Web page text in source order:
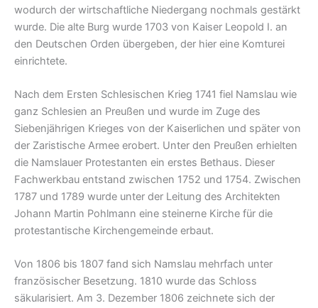
wodurch der wirtschaftliche Niedergang nochmals gestärkt
wurde. Die alte Burg wurde 1703 von Kaiser Leopold I. an
den Deutschen Orden übergeben, der hier eine Komturei
einrichtete.
Nach dem Ersten Schlesischen Krieg 1741 fiel Namslau wie
ganz Schlesien an Preußen und wurde im Zuge des
Siebenjährigen Krieges von der Kaiserlichen und später von
der Zaristische Armee erobert. Unter den Preußen erhielten
die Namslauer Protestanten ein erstes Bethaus. Dieser
Fachwerkbau entstand zwischen 1752 und 1754. Zwischen
1787 und 1789 wurde unter der Leitung des Architekten
Johann Martin Pohlmann eine steinerne Kirche für die
protestantische Kirchengemeinde erbaut.
Von 1806 bis 1807 fand sich Namslau mehrfach unter
französischer Besetzung. 1810 wurde das Schloss
säkularisiert. Am 3. Dezember 1806 zeichnete sich der